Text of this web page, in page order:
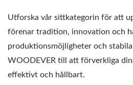
Utforska vår sittkategorin för att
förenar tradition, innovation och
produktionsmöjligheter och
WOODEVER till att förverkliga
effektivt och hållbart.